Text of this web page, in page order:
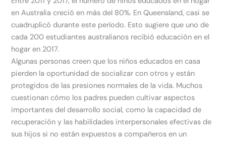
en Australia creció en más del 80%. En Queensland, casi se
cuadruplicó durante este período. Esto sugiere que uno de
cada 200 estudiantes australianos recibió educación en el
hogar en 2017.
Algunas personas creen que los niños educados en casa
pierden la oportunidad de socializar con otros y están
protegidos de las presiones normales de la vida. Muchos
cuestionan cómo los padres pueden cultivar aspectos
importantes del desarrollo social, como la capacidad de
recuperación y las habilidades interpersonales efectivas de
sus hijos si no están expuestos a compañeros en un